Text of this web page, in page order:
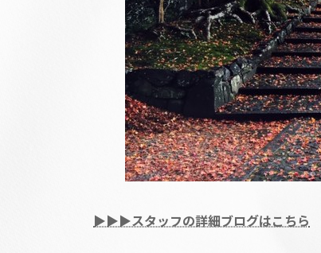
▶▶▶スタッフの詳細ブログはこちら